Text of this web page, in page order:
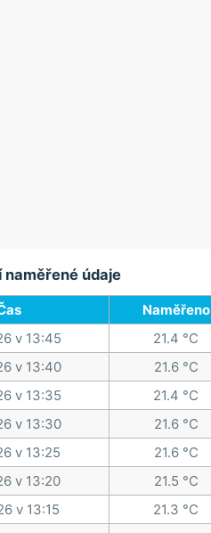
naměřené údaje
Naměřeno
v 13:45
21.4 °C
v 13:40
21.6 °C
v 13:35
21.4 °C
v 13:30
21.6 °C
v 13:25
21.6 °C
v 13:20
21.5 °C
v 13:15
21.3 °C